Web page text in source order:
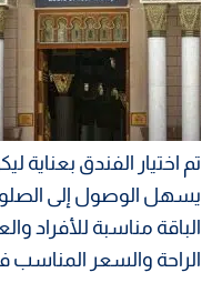
تم اختيار الفندق بعناية
يسهل الوصول إلى
الباقة مناسبة للأفراد
الراحة والسعر